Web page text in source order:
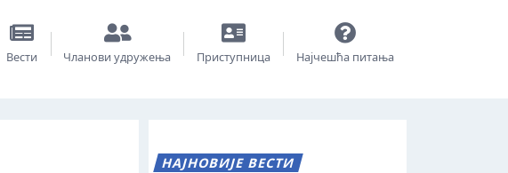
Вести Чланови удружења Приступница Најчешћа питања
НАЈНОВИЈЕ ВЕСТИ